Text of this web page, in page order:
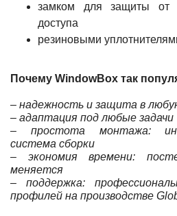
замком для защиты от
доступа
резиновыми
Почему WindowBox так
– надежность и защита в
– адаптация под любые задачи
– простота монтажа:
система сборки
– экономия времени:
меняется
– поддержка:
профилей на производстве